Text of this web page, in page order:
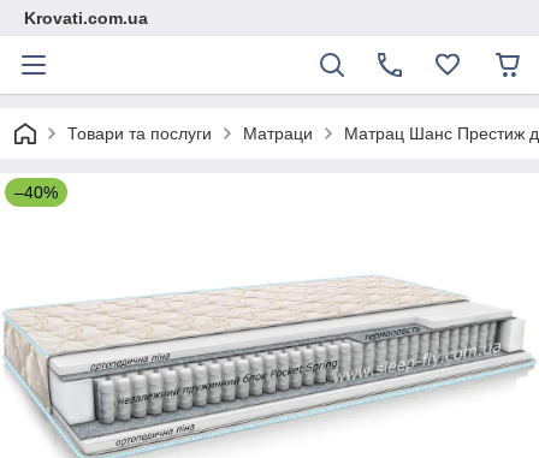
Krovati.com.ua
Товари та послуги Матраци Матрац Шанс Престиж
–40%